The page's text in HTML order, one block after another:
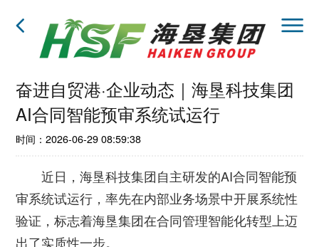
奋进自贸港·企业动态｜海垦科技集团
AI合同智能预审系统试运行
时间：2026-06-29 08:59:38
近日，海垦科技集团自主研发的AI合同智能预
审系统试运行，率先在内部业务场景中开展系统性
验证，标志着海垦集团在合同管理智能化转型上迈
出了实质性一步。